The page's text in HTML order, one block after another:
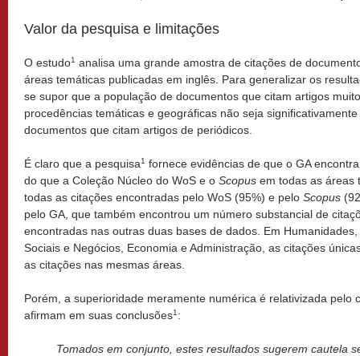
Valor da pesquisa e limitações
O estudo1 analisa uma grande amostra de citações de
áreas temáticas publicadas em inglês. Para generalizar os
se supor que a população de documentos que citam artigos
procedências temáticas e geográficas não seja
documentos que citam artigos de periódicos.
É claro que a pesquisa1 fornece evidências de que o GA
do que a Coleção Núcleo do WoS e o Scopus em todas as áreas
todas as citações encontradas pelo WoS (95%) e pelo Scopus
pelo GA, que também encontrou um número substancial de
encontradas nas outras duas bases de dados. Em
Sociais e Negócios, Economia e Administração, as citações
as citações nas mesmas áreas.
Porém, a superioridade meramente numérica é relativizada pelo
afirmam em suas conclusões1 :
Tomados em conjunto, estes resultados sugerem cautela